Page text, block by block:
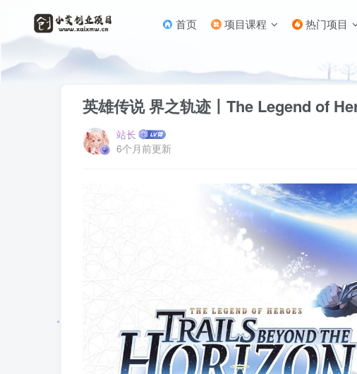
首页 项目课程 热门项目
首页 Switch游戏 正文
英雄传说 界之轨迹丨The Legend of
站长
6个月前更新